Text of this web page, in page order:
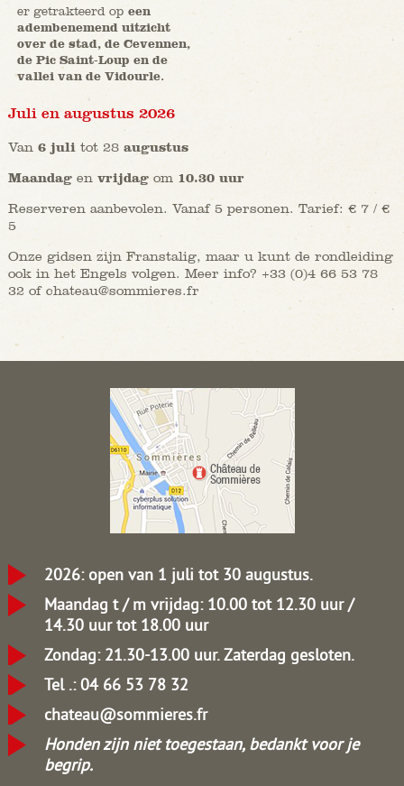
er getrakteerd op een
adembenemend uitzicht
over de stad, de Cevennen,
de Pic Saint-Loup en de
vallei van de Vidourle.
Juli en augustus 2026
Van 6 juli tot 28augustus
Maandagen vrijdagom 10.30 uur
Reserveren aanbevolen. Vanaf 5 personen. Tarief: € 7 / €
5
Onze gidsen zijn Franstalig, maar u kunt de rondleiding
ook in het Engels volgen. Meer info? +33 (0)4 66 53 78
32 of chateau@sommieres.fr
2026: open van 1 juli tot 30 augustus.
Maandag t / m vrijdag: 10.00 tot 12.30 uur /
14.30 uur tot 18.00 uur
Zondag: 21.30-13.00 uur.Zaterdag gesloten.
Tel .: 04 66 53 78 32
chateau@sommieres.fr
Honden zijn niet toegestaan, bedankt voor je
begrip.